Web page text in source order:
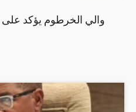
والي الخرطوم يؤكد على